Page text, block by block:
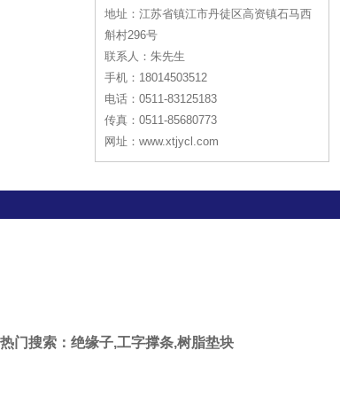
地址：江苏省镇江市丹徒区高资镇石马西
斛村296号
联系人：朱先生
手机：18014503512
电话：0511-83125183
传真：0511-85680773
网址：www.xtjycl.com
热门搜索：绝缘子,工字撑条,树脂垫块